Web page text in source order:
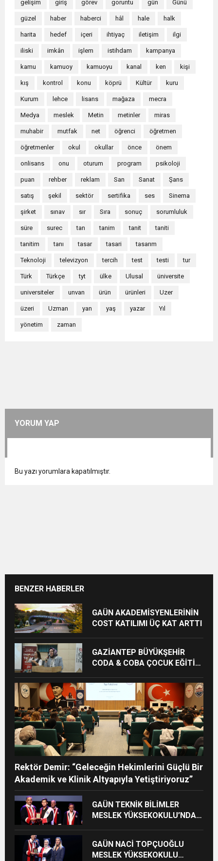
gelişim giriş görev goruntu gün Günü
güzel haber haberci hâl hale halk
harita hedef içeri ihtiyaç iletişim ilgi
iliski imkân işlem istihdam kampanya
kamu kamuoy kamuoyu kanal ken kişi
kış kontrol konu köprü Kültür kuru
Kurum lehce lisans mağaza mecra
Medya meslek Metin metinler miras
muhabir mutfak net öğrenci öğretmen
öğretmenler okul okullar önce önem
onlisans onu oturum program psikoloji
puan rehber reklam San Sanat Şans
satış şekil sektör sertifika ses Sinema
şirket sınav sır Sıra sonuç sorumluluk
süre surec tan tanim tanit taniti
tanitim tanı tasar tasari tasarım
Teknoloji televizyon tercih test testi tur
Türk Türkçe tyt ülke Ulusal üniversite
universiteler unvan ürün ürünleri Uzer
üzeri Uzman yan yaş yazar Yıl
yönetim zaman
YORUM YAP
Bu yazı yorumlara kapatılmıştır.
BENZER HABERLER
GAÜN AKADEMİSYENLERİNİN
COST KATILIMI ÜÇ KAT ARTTI
GAZİANTEP BÜYÜKŞEHİR
CODA & COBA ÇOCUK EĞİTİM
HEYECANI
Rektör Demir: “Geleceğin Hekimlerini Güçlü Bir
Akademik ve Klinik Altyapıyla Yetiştiriyoruz”
GAÜN TEKNİK BİLİMLER
MESLEK YÜKSEKOKULU’NDA
GAÜN NACİ TOPÇUOĞLU
MESLEK YÜKSEKOKULU